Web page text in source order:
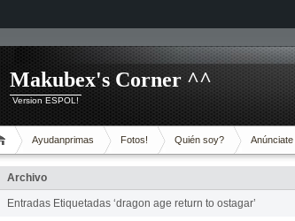
Makubex's Corner ^^
Version ESPOL!
Ayudanprimas Fotos! Quién soy? Anúnciate
Archivo
Entradas Etiquetadas ‘dragon age return to ostagar’